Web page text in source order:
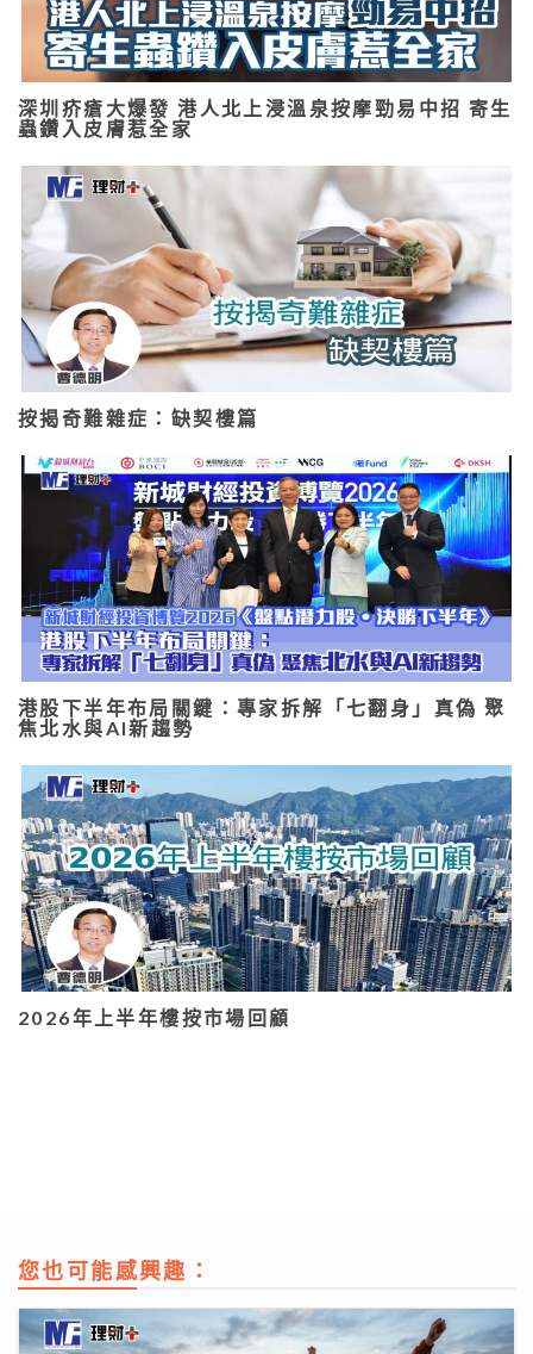
深圳疥瘡大爆發 港人北上浸溫泉按摩勁易中招 寄生
蟲鑽入皮膚惹全家
按揭奇難雜症：缺契樓篇
港股下半年布局關鍵：專家拆解「七翻身」真偽 聚
焦北水與AI新趨勢
2026年上半年樓按市場回顧
您也可能感興趣：